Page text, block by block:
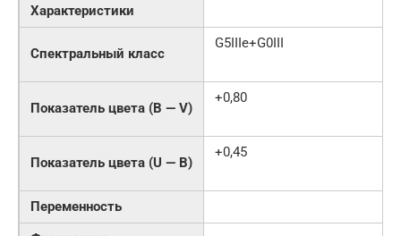
Характеристики
Спектральный класс
G5IIIe+G0III
Показатель цвета (B — V)
+0,80
Показатель цвета (U — B)
+0,45
Переменность